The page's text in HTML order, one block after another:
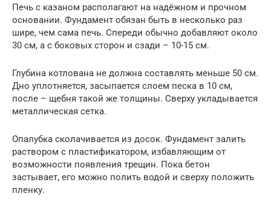
Печь с казаном располагают на надёжном и прочном
основании. Фундамент обязан быть в несколько раз
шире, чем сама печь. Спереди обычно добавляют около
30 см, а с боковых сторон и сзади – 10-15 см.
Глубина котлована не должна составлять меньше 50 см.
Дно уплотняется, засыпается слоем песка в 10 см,
после – щебня такой же толщины. Сверху укладывается
металлическая сетка.
Опалубка сколачивается из досок. Фундамент залить
раствором с пластификатором, избавляющим от
возможности появления трещин. Пока бетон
застывает, его можно полить водой и сверху положить
пленку.